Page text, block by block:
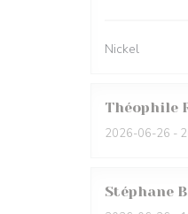
Nickel
Théophile
2026-06-26 -
Stéphane B